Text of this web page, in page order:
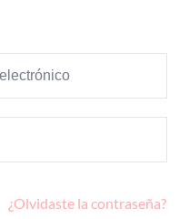
¿Olvidaste la contraseña?